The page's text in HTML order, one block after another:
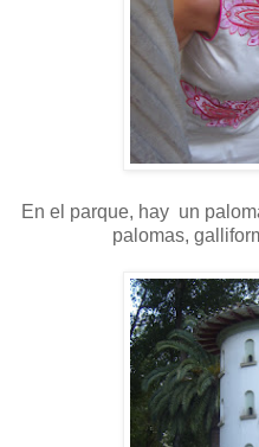
En el parque, hay un
palomas,